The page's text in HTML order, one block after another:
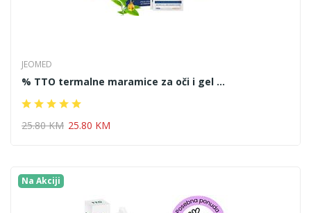
JEOMED
% TTO termalne maramice za oči i gel ...
25.80 KM 25.80 KM
Na Akciji